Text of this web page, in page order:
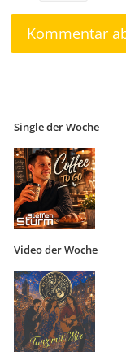
Single der Woche
Video der Woche